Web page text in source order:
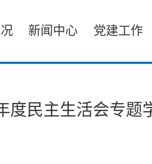
新闻中心 党建工作
度民主生活会专题